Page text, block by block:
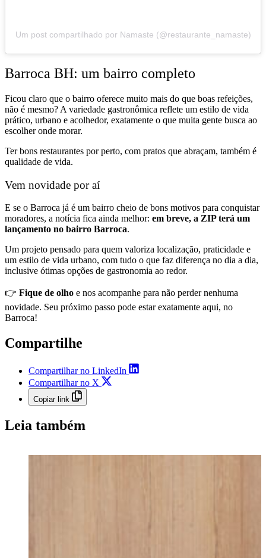
Um post compartilhado por Namaste (@restaurante_namaste)
Barroca BH: um bairro completo
Ficou claro que o bairro oferece muito mais do que boas refeições,
não é mesmo? A variedade gastronômica reflete um estilo de vida
prático, urbano e acolhedor, exatamente o que muita gente busca ao
escolher onde morar.
Ter bons restaurantes por perto, com pratos que abraçam, também é
qualidade de vida.
Vem novidade por aí
E se o Barroca já é um bairro cheio de bons motivos para conquistar
moradores, a notícia fica ainda melhor: em breve, a ZIP terá um
lançamento no bairro Barroca.
Um projeto pensado para quem valoriza localização, praticidade e
um estilo de vida urbano, com tudo o que faz diferença no dia a dia,
inclusive ótimas opções de gastronomia ao redor.
👉 Fique de olho e nos acompanhe para não perder nenhuma
novidade. Seu próximo passo pode estar exatamente aqui, no
Barroca!
Compartilhe
Compartilhar no LinkedIn
Compartilhar no X
Copiar link
Leia também